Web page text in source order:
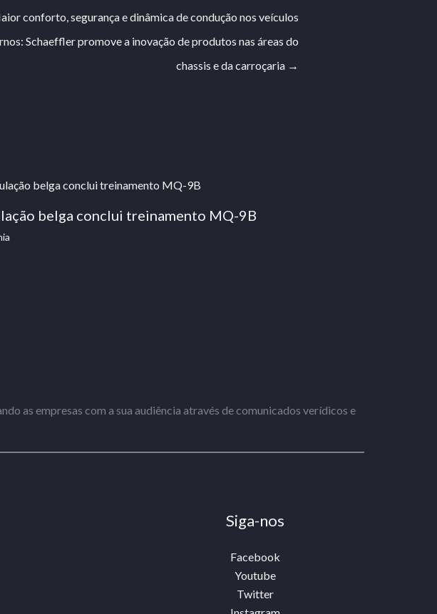
conforto, segurança e dinâmica de condução nos veículos
Schaeffler promove a inovação de produtos nas áreas do
chassis e da carroçaria →
belga conclui treinamento MQ-9B
as empresas com a sua audiência através de comunicados verídicos e
Siga-nos
Facebook
Youtube
Twitter